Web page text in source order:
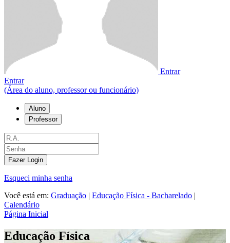
Entrar
Entrar
(Área do aluno, professor ou funcionário)
Aluno
Professor
Fazer Login
Esqueci minha senha
Você está em: Graduação | Educação Física - Bacharelado |
Calendário
Página Inicial
Educação Física